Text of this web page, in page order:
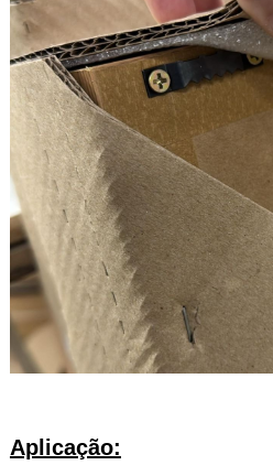
Aplicação: